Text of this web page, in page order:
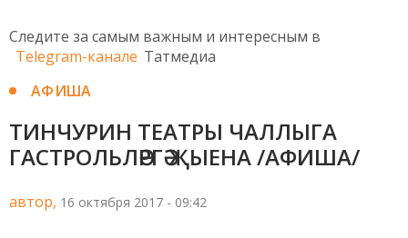
Следите за самым важным и интересным в
Telegram-канале Татмедиа
АФИША
ТИНЧУРИН ТЕАТРЫ ЧАЛЛЫГА
ГАСТРОЛЬЛӘРГӘ ҖЫЕНА /АФИША/
автор, 16 октября 2017 - 09:42